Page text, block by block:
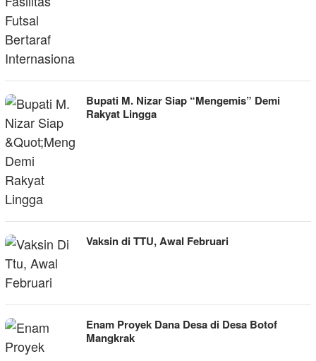
Bupati M. Nizar Siap “Mengemis” Demi
Rakyat Lingga
Vaksin di TTU, Awal Februari
Enam Proyek Dana Desa di Desa Botof
Mangkrak